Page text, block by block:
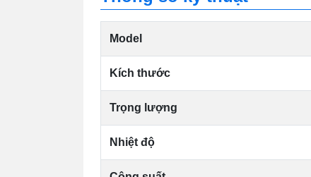
Model
Kích thước
Trọng lượng
Nhiệt độ